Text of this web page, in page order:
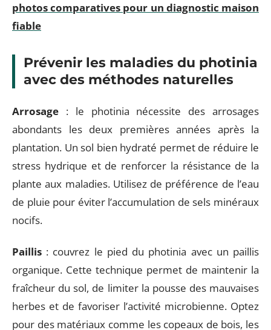
photos comparatives pour un diagnostic maison
fiable
Prévenir les maladies du photinia
avec des méthodes naturelles
Arrosage : le photinia nécessite des arrosages
abondants les deux premières années après la
plantation. Un sol bien hydraté permet de réduire le
stress hydrique et de renforcer la résistance de la
plante aux maladies. Utilisez de préférence de l’eau
de pluie pour éviter l’accumulation de sels minéraux
nocifs.
Paillis : couvrez le pied du photinia avec un paillis
organique. Cette technique permet de maintenir la
fraîcheur du sol, de limiter la pousse des mauvaises
herbes et de favoriser l’activité microbienne. Optez
pour des matériaux comme les copeaux de bois, les